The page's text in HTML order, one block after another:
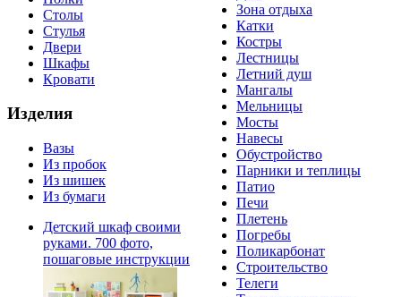
Столы
Стулья
Двери
Шкафы
Кровати
Изделия
Вазы
Из пробок
Из шишек
Из бумаги
Детский шкаф своими
руками. 700 фото,
пошаговые инструкции
Зона отдыха
Катки
Костры
Лестницы
Летний душ
Мангалы
Мельницы
Мосты
Навесы
Обустройство
Парники и теплицы
Патио
Печи
Плетень
Погребы
Поликарбонат
Строительство
Телеги